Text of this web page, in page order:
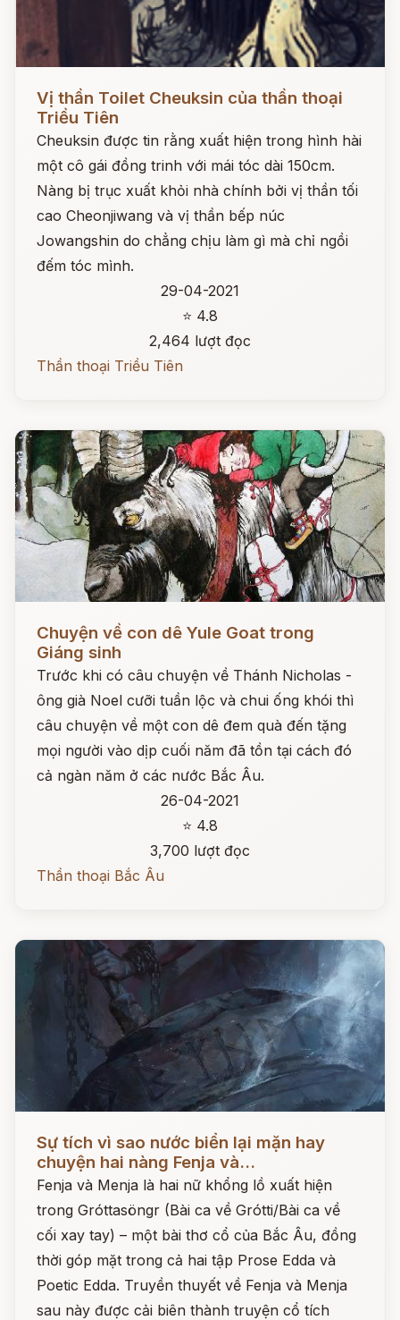
Đọc ngay
Vị thần Toilet Cheuksin của thần thoại
Triều Tiên
Cheuksin được tin rằng xuất hiện trong hình hài
một cô gái đồng trinh với mái tóc dài 150cm.
Nàng bị trục xuất khỏi nhà chính bởi vị thần tối
cao Cheonjiwang và vị thần bếp núc
Jowangshin do chẳng chịu làm gì mà chỉ ngồi
đếm tóc mình.
29-04-2021
⭐ 4.8
2,464 lượt đọc
Thần thoại Triều Tiên
Chuyện về con dê Yule Goat trong
Giáng sinh
Trước khi có câu chuyện về Thánh Nicholas -
ông già Noel cưỡi tuần lộc và chui ống khói thì
câu chuyện về một con dê đem quà đến tặng
mọi người vào dịp cuối năm đã tồn tại cách đó
cả ngàn năm ở các nước Bắc Âu.
26-04-2021
⭐ 4.8
3,700 lượt đọc
Thần thoại Bắc Âu
Sự tích vì sao nước biển lại mặn hay
chuyện hai nàng Fenja và...
Fenja và Menja là hai nữ khổng lồ xuất hiện
trong Gróttasöngr (Bài ca về Grótti/Bài ca về
cối xay tay) – một bài thơ cổ của Bắc Âu, đồng
thời góp mặt trong cả hai tập Prose Edda và
Poetic Edda. Truyền thuyết về Fenja và Menja
sau này được cải biên thành truyện cổ tích